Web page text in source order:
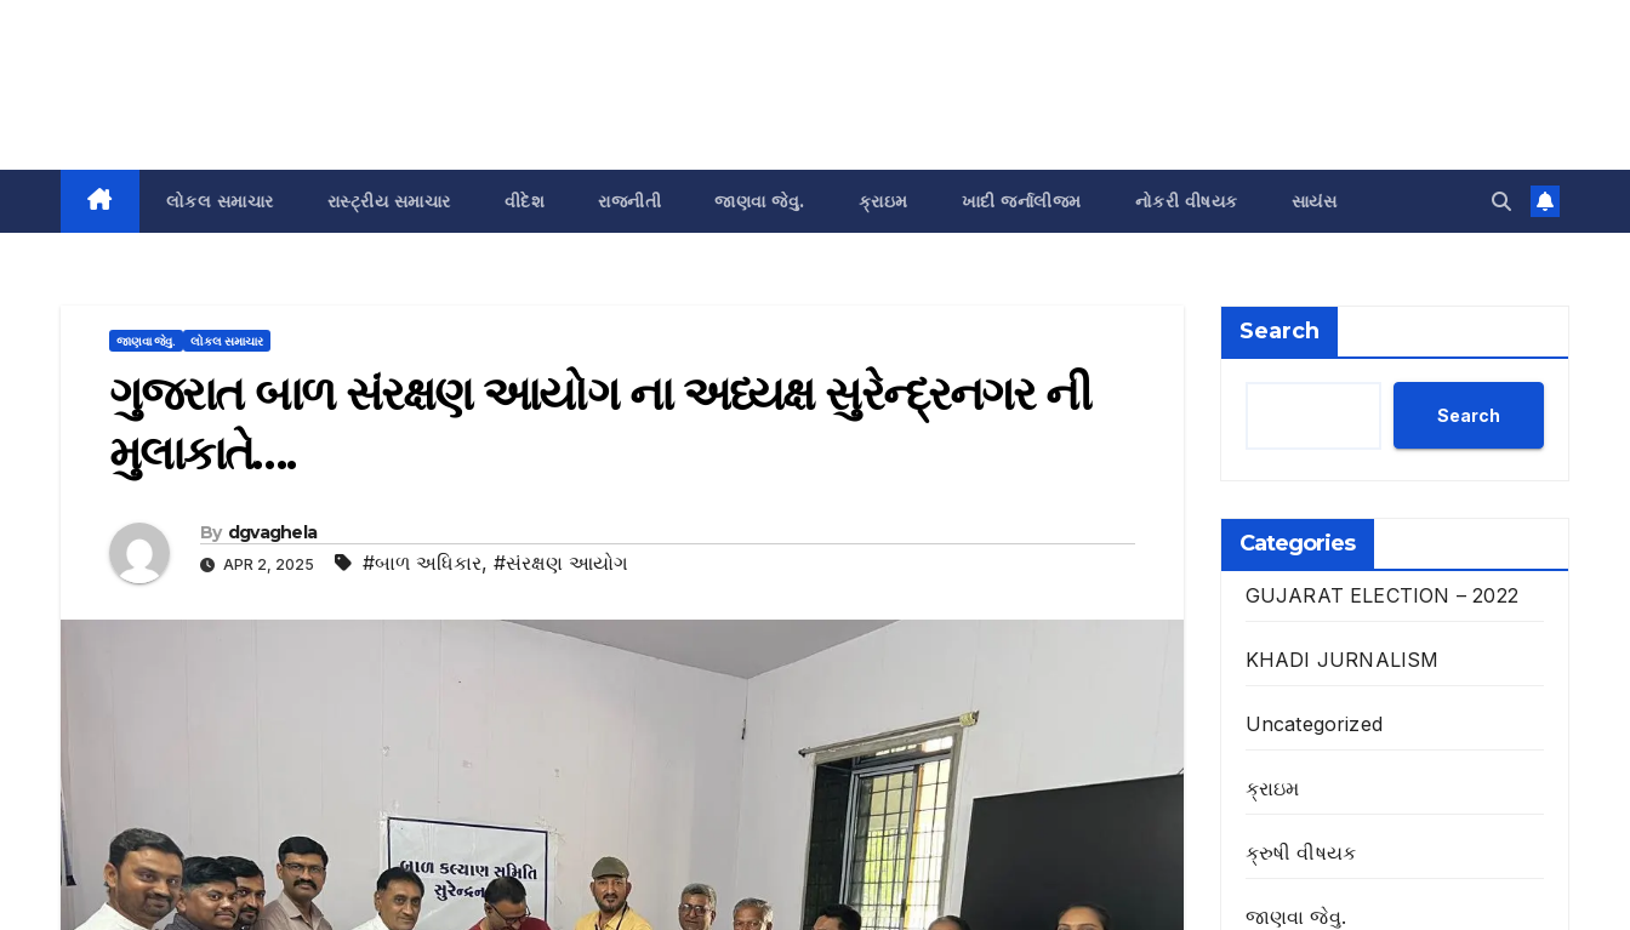
લોકલ સમાચાર રાસ્ટ્રીય સમાચાર વીદેશ રાજનીતી જાણવા જેવુ. ક્રાઇમ ખાદી જર્નાલીજમ નોકરી વીષયક સાયંસ
જાણવા જેવુ. લોકલ સમાચાર
ગુજરાત બાળ સંરક્ષણ આયોગ ના અધ્યક્ષ સુરેન્દ્રનગર ની
મુલાકાતે….
By dgvaghela
APR 2, 2025 #બાળ અધિકાર, #સંરક્ષણ આયોગ
Search
Search
Categories
GUJARAT ELECTION – 2022
KHADI JURNALISM
Uncategorized
ક્રાઇમ
ક્રુષી વીષયક
જાણવા જેવુ.